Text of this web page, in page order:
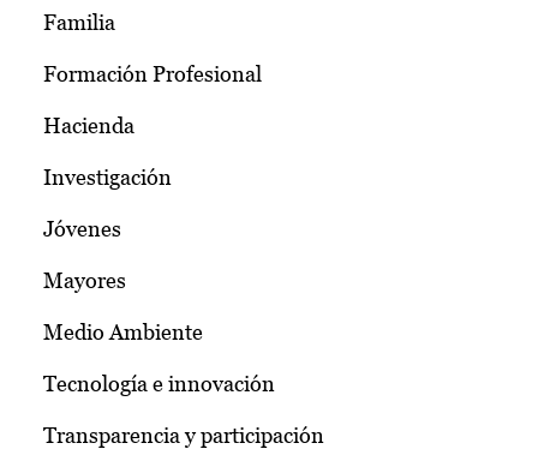
Familia
Formación Profesional
Hacienda
Investigación
Jóvenes
Mayores
Medio Ambiente
Tecnología e innovación
Transparencia y participación